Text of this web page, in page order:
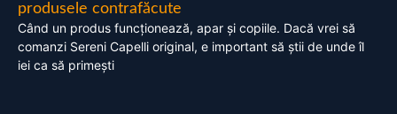
produsele contrafăcute
Când un produs funcționează, apar și copiile. Dacă vrei să
comanzi Sereni Capelli original, e important să știi de unde îl
iei ca să primești